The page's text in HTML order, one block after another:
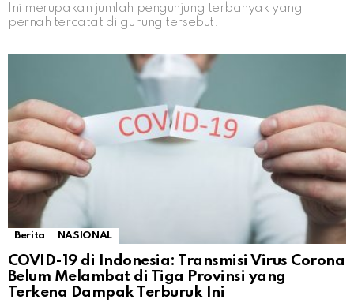
Ini merupakan jumlah pengunjung terbanyak yang
pernah tercatat di gunung tersebut.
Berita NASIONAL
COVID-19 di Indonesia: Transmisi Virus Corona
Belum Melambat di Tiga Provinsi yang
Terkena Dampak Terburuk Ini